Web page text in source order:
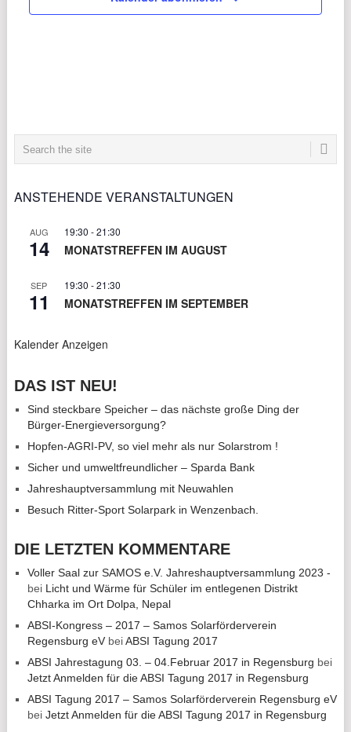
ANSTEHENDE VERANSTALTUNGEN
AUG
14
19:30 -21:30
MONATSTREFFEN IM AUGUST
SEP
11
19:30 -21:30
MONATSTREFFEN IM SEPTEMBER
Kalender Anzeigen
DAS IST NEU!
Sind steckbare Speicher – das nächste große Ding der
Bürger-Energieversorgung?
Hopfen-AGRI-PV, so viel mehr als nur Solarstrom !
Sicher und umweltfreundlicher – Sparda Bank
Jahreshauptversammlung mit Neuwahlen
Besuch Ritter-Sport Solarpark in Wenzenbach.
DIE LETZTEN KOMMENTARE
Voller Saal zur SAMOS e.V. Jahreshauptversammlung 2023 -
bei Licht und Wärme für Schüler im entlegenen Distrikt
Chharka im Ort Dolpa, Nepal
ABSI-Kongress – 2017 – Samos Solarförderverein
Regensburg eVbeiABSI Tagung 2017
ABSI Jahrestagung 03. – 04.Februar 2017 in Regensburg bei
Jetzt Anmelden für die ABSI Tagung 2017 in Regensburg
ABSI Tagung 2017 – Samos Solarförderverein Regensburg eV
bei Jetzt Anmelden für die ABSI Tagung 2017 in Regensburg